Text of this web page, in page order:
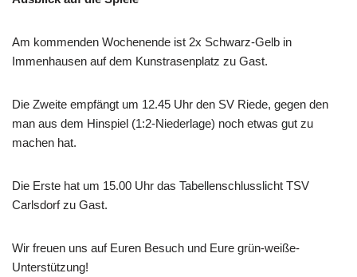
Am kommenden Wochenende ist 2x Schwarz-Gelb in
Immenhausen auf dem Kunstrasenplatz zu Gast.
Die Zweite empfängt um 12.45 Uhr den SV Riede, gegen den
man aus dem Hinspiel (1:2-Niederlage) noch etwas gut zu
machen hat.
Die Erste hat um 15.00 Uhr das Tabellenschlusslicht TSV
Carlsdorf zu Gast.
Wir freuen uns auf Euren Besuch und Eure grün-weiße-
Unterstützung!